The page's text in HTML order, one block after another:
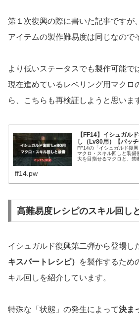
第１次復興の際に書いた記事ですが
アイテムの製作難易度は同じなので
より低いステータスでも製作可能で
現在進めているレベリング用マクロ
ら、こちらも再検証しようと思いま
【FF14】イシュガル
し（Lv80用）【パッチ
FF14の「イシュガルド復
マクロ・スキル回しと装備
大を目指せるマクロと、禁
ff14.pw
高難易度レシピのスキル回し
イシュガルド復興第二弾から登場し
キスパートレシピ）
を製作するため
キル回しを紹介しています。
特殊な「状態」の発生によって決ま